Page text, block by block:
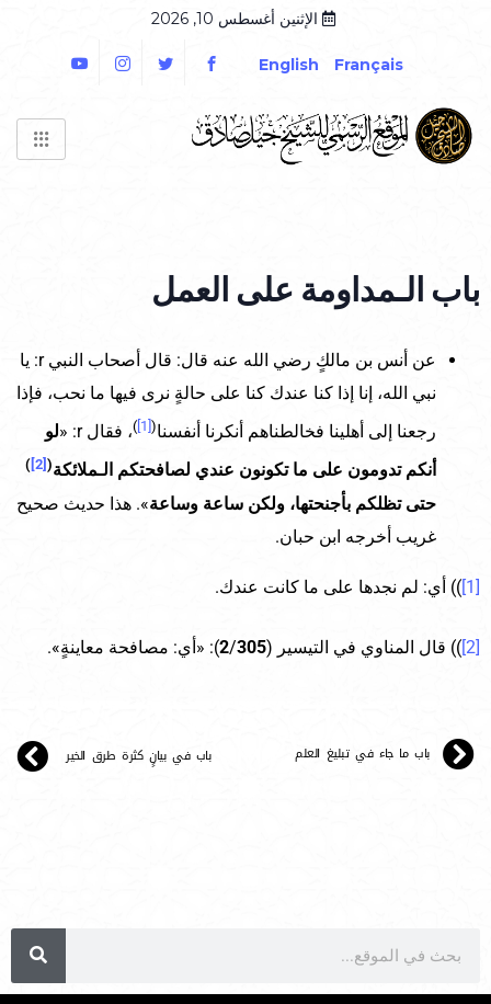
الإثنين أغسطس 10, 2026
Français
English
باب الـمداومة على العمل
عن أنس بن مالكٍ رضي الله عنه قال: قال أصحاب النبي r: يا
نبي الله، إنا إذا كنا عندك كنا على حالةٍ نرى فيها ما نحب، فإذا
رجعنا إلى أهلينا فخالطناهم أنكرنا أنفسنا(
)، فقال r: «
لو
أنكم تدومون على ما تكونون عندي لصافحتكم الـملائكة(
[2]
)
حتى تظلكم بأجنحتها، ولكن ساعة وساعة». هذا حديث صحيح
غريب أخرجه ابن حبان.
[1] )) أي: لم نجدها على ما كانت عندك.
[2] )) قال المناوي في التيسير ( 2/305 ): «أي: مصافحة معاينةٍ».
باب ما جاء في تبليغ العلم باب في بيانٍ كثرة طرق الخير